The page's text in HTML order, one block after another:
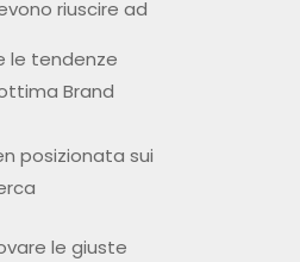
riuscire ad
le tendenze
Brand
posizionata sui
le giuste